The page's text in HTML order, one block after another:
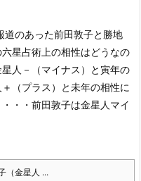
道のあった前田敦子と勝地
星占術上の相性はどうなの
星人－（マイナス）と寅年の
（プラス）と未年の相性に
・・ 前田敦子は金星人マイ
（金星人 ...